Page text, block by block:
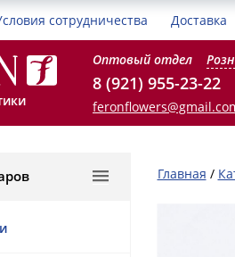
сотрудничества Доставка
Оптовый отдел
8 (921) 955-23-22
Главная /